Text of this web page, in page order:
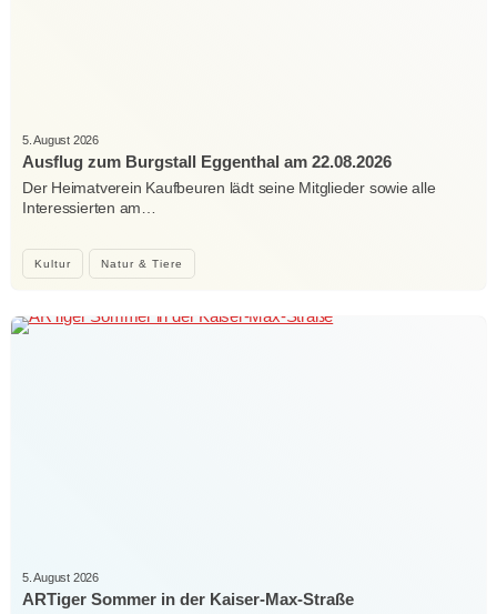
Kultur Natur & Tiere
5. August 2026
Ausflug zum Burgstall Eggenthal am 22.08.2026
Der Heimatverein Kaufbeuren lädt seine Mitglieder sowie alle
Interessierten am…
5. August 2026
ARTiger Sommer in der Kaiser-Max-Straße